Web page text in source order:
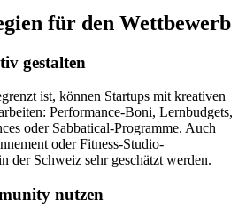
für den Wettbewerb
gestalten
ist, können Startups mit kreativen
Performance-Boni, Lernbudgets,
oder Sabbatical-Programme. Auch
oder Fitness-Studio-
der Schweiz sehr geschätzt werden.
nutzen